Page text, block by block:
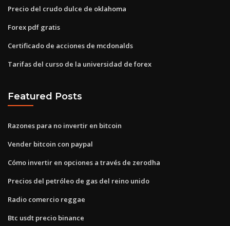
Precio del crudo dulce de oklahoma
Forex pdf gratis
Certificado de acciones de mcdonalds
Tarifas del curso de la universidad de forex
Featured Posts
Razones para no invertir en bitcoin
Vender bitcoin con paypal
Cómo invertir en opciones a través de zerodha
Precios del petróleo de gas del reino unido
Radio comercio reggae
Btc usdt precio binance